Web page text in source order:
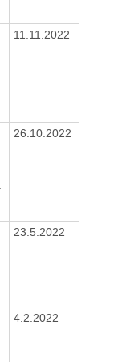
11.11.2022
26.10.2022
23.5.2022
4.2.2022